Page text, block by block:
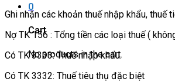
0
Cart
No products in the cart.
Ghi nhận các khoản thuế nhập khẩu, thuế
Nợ TK 156 : Tổng tiền các loại thuế (
Có TK 3333: Thuế nhập khẩu.
Có TK 3332: Thuế tiêu thụ đặc biệt